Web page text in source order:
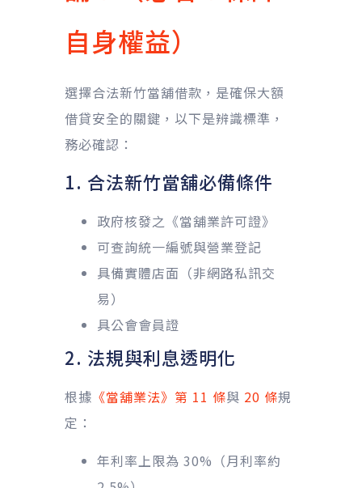
自身權益）
選擇合法新竹當舖借款，是確保大額
借貸安全的關鍵，以下是辨識標準，
務必確認：
1. 合法新竹當舖必備條件
政府核發之《當舖業許可證》
可查詢統一編號與營業登記
具備實體店面（非網路私訊交
易）
具公會會員證
2. 法規與利息透明化
根據 《當舖業法》第 11 條與 20 條規
定：
年利率上限為 30%（月利率約